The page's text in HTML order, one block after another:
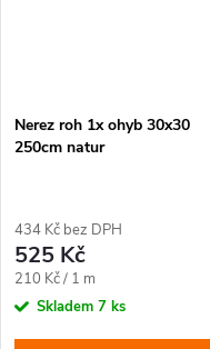
Nerez roh 1x ohyb 30x30
250cm natur
434 Kč bez DPH
525 Kč
Měrná
cena:
210 Kč / 1 m
Skladem 7 ks